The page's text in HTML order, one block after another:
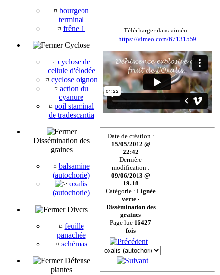
¤ bourgeon
terminal
¤ frêne 1
Cyclose
¤ cyclose de
cellule d'élodée
¤ cyclose oignon
¤ action du
cyanure
¤ poil staminal
de tradescantia
Dissémination des
graines
¤ balsamine
(autochorie)
oxalis
(autochorie)
Divers
¤ feuille
panachée
¤ schémas
Défense
plantes
Télécharger dans viméo :
https://vimeo.com/67131559
Date de création :
15/05/2012 @
22:42
Dernière
modification :
09/06/2013 @
19:18
Catégorie :Lignée
verte -
Dissémination des
graines
Page lue 16427
fois